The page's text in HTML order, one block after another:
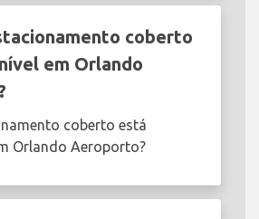
coberto
em Orlando
coberto está
Orlando Aeroporto?